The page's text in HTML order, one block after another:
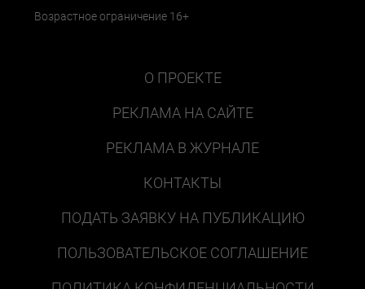
Возрастное ограничение 16+
О ПРОЕКТЕ
РЕКЛАМА НА САЙТЕ
РЕКЛАМА В ЖУРНАЛЕ
КОНТАКТЫ
ПОДАТЬ ЗАЯВКУ НА ПУБЛИКАЦИЮ
ПОЛЬЗОВАТЕЛЬСКОЕ СОГЛАШЕНИЕ